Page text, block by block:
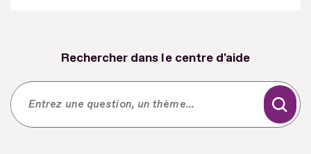
Rechercher dans le centre d'aide